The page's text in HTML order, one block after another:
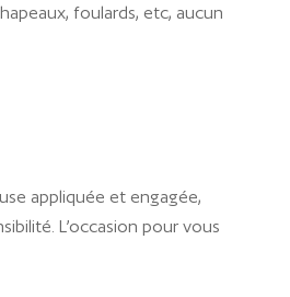
foulards, etc, aucun
appliquée et engagée,
L’occasion pour vous